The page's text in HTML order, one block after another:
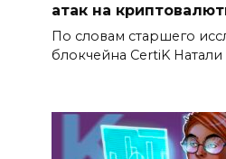
атак на
По словам старшего
блокчейна CertiK Натали